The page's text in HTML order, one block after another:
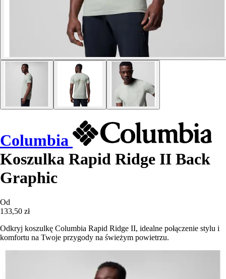
Columbia
Koszulka Rapid Ridge II Back
Graphic
Od
133,50 zł
Odkryj koszulkę Columbia Rapid Ridge II, idealne połączenie stylu i
komfortu na Twoje przygody na świeżym powietrzu.